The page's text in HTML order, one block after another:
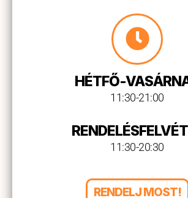
HÉTFŐ-
11:30-21:00
11:30-20:30
RENDELJ MOST!